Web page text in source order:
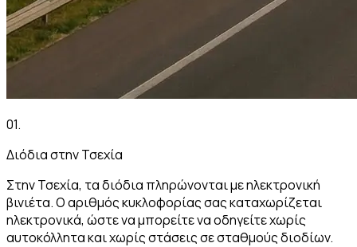
01.
Διόδια στην Τσεχία
Στην Τσεχία, τα διόδια πληρώνονται με ηλεκτρονική
βινιέτα. Ο αριθμός κυκλοφορίας σας καταχωρίζεται
ηλεκτρονικά, ώστε να μπορείτε να οδηγείτε χωρίς
αυτοκόλλητα και χωρίς στάσεις σε σταθμούς διοδίων.